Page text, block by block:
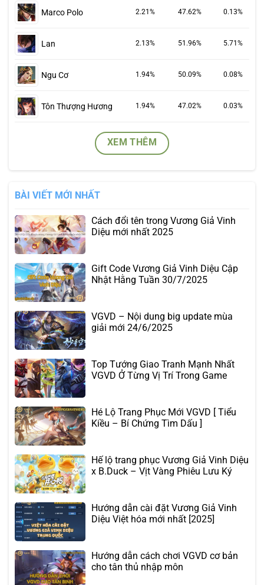
Marco Polo 2.21% 47.62% 0.13%
Lan 2.13% 51.96% 5.71%
Ngu Cơ 1.94% 50.09% 0.08%
Tôn Thượng Hương 1.94% 47.02% 0.03%
XEM THÊM
BÀI VIẾT MỚI NHẤT
Cách đổi tên trong Vương Giả Vinh
Diệu mới nhất 2025
Gift Code Vương Giả Vinh Diệu Cập
Nhật Hằng Tuần 30/7/2025
VGVD – Nội dung big update mùa
giải mới 24/6/2025
Top Tướng Giao Tranh Mạnh Nhất
VGVD Ở Từng Vị Trí Trong Game
Hé Lộ Trang Phục Mới VGVD [ Tiểu
Kiều – Bí Chứng Tìm Dấu ]
Hế lộ trang phục Vương Giả Vinh Diệu
x B.Duck – Vịt Vàng Phiêu Lưu Ký
Hướng dẫn cài đặt Vương Giả Vinh
Diệu Việt hóa mới nhất [2025]
Hướng dẫn cách chơi VGVD cơ bản
cho tân thủ nhập môn